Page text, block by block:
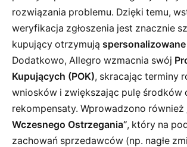
rozwiązania problemu. Dzięki temu,
weryfikacja zgłoszenia jest znacznie
kupujący otrzymują
Dodatkowo, Allegro wzmacnia swój
Kupujących (POK), skracając terminy
wniosków i zwiększając pulę środków
rekompensaty. Wprowadzono również
Wczesnego Ostrzegania”, który na
zachowań sprzedawców (np. nagłe